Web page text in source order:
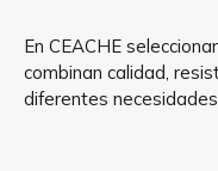
En CEACHE
combinan calidad,
diferentes